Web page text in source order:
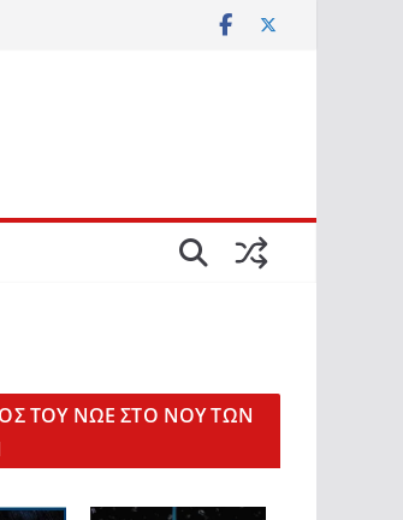
ΤΟΥ ΝΩΕ ΣΤΟ ΝΟΥ ΤΩΝ